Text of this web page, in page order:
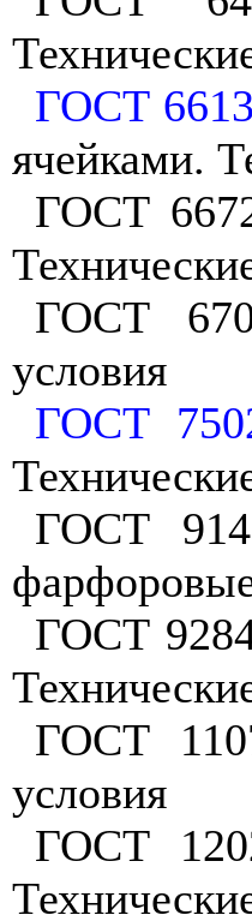
ГОСТ
ячейками.
ГОСТ
ГОСТ
условия
ГОСТ
ГОСТ
ГОСТ
ГОСТ
условия
ГОСТ